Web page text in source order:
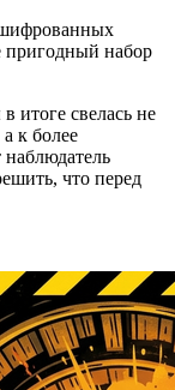
пригодный набор
итоге свелась не
к более
что перед